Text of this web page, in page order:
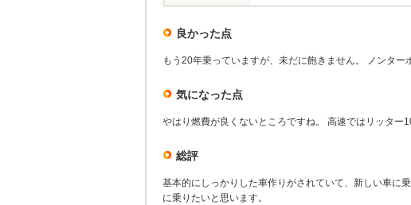
良かった点
もう20年乗っていますが、未だに飽きません。 ノンター
気になった点
やはり燃費が良くないところですね。 高速ではリッター
総評
基本的にしっかりした車作りがされていて、新しい車に
に乗りたいと思います。